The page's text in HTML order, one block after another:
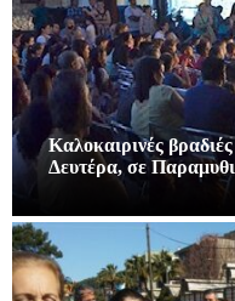
Καλοκαιρινές
Δευτέρα, σε